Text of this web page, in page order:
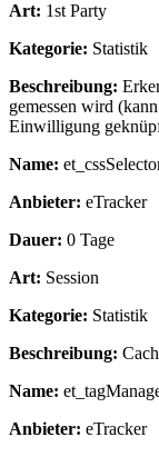
Art: 1st Party
Kategorie: Statistik
Beschreibung:
gemessen wird
Einwilligung
Name:
Anbieter: eTracker
Dauer: 0 Tage
Art: Session
Kategorie: Statistik
Beschreibung:
Name:
Anbieter: eTracker